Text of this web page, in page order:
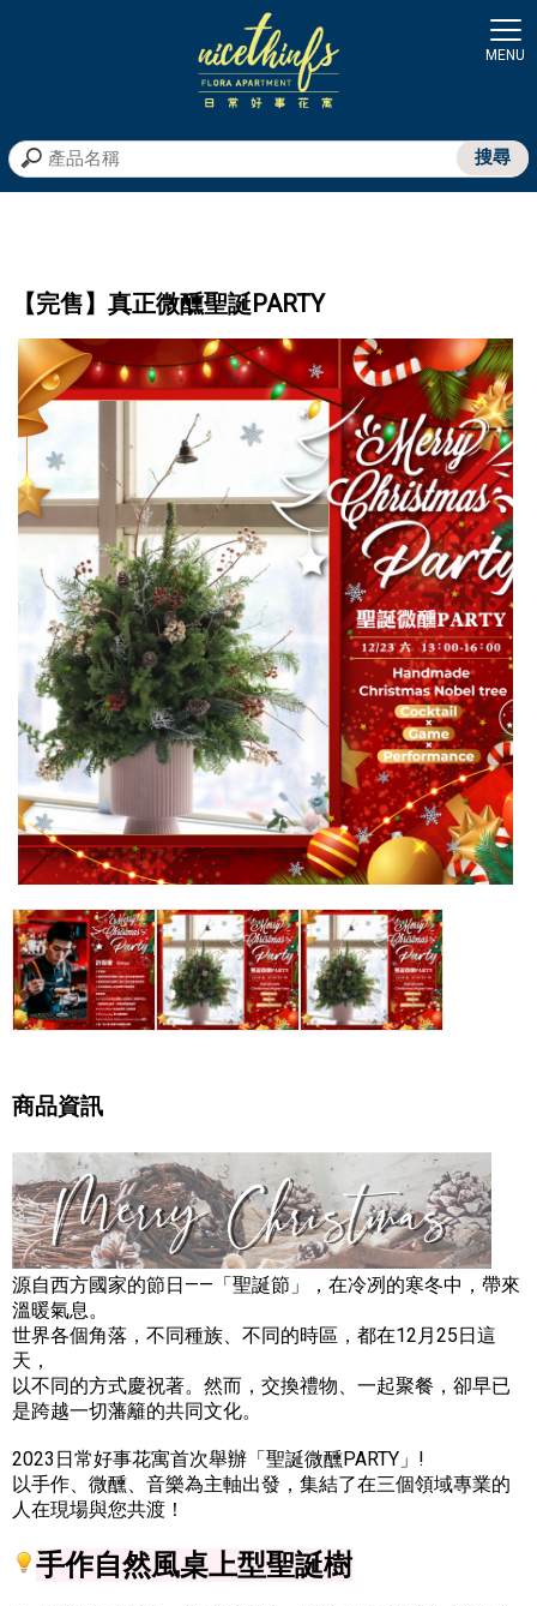
【完售】真正微醺聖誕PARTY
商品資訊
源自西方國家的節日——「聖誕節」，在冷冽的寒冬中，帶來
溫暖氣息。
世界各個角落，不同種族、不同的時區，都在12月25日這
天，
以不同的方式慶祝著。然而，交換禮物、一起聚餐，卻早已
是跨越一切藩籬的共同文化。
2023日常好事花寓首次舉辦「聖誕微醺PARTY」!
以手作、微醺、音樂為主軸出發，集結了在三個領域專業的
人在現場與您共渡！
手作自然風桌上型聖誕樹